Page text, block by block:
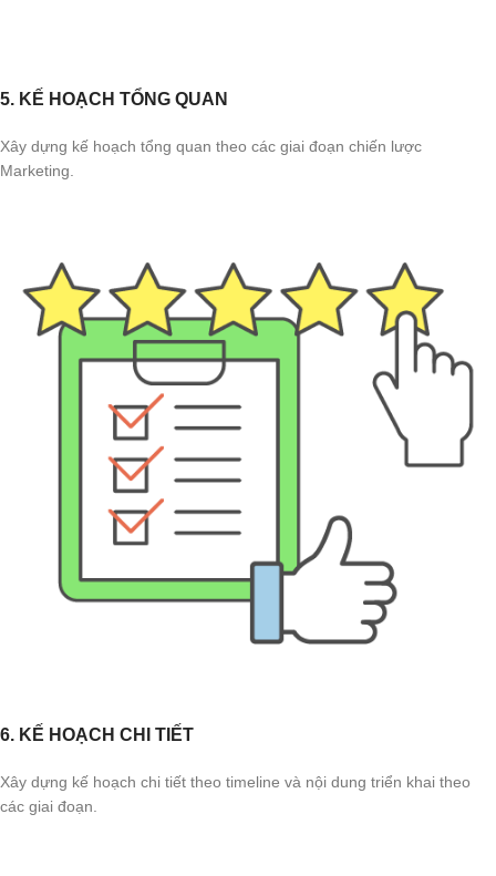
5. KẾ HOẠCH TỔNG QUAN
Xây dựng kế hoạch tổng quan theo các giai đoạn chiến lược
Marketing.
6. KẾ HOẠCH CHI TIẾT
Xây dựng kế hoạch chi tiết theo timeline và nội dung triển khai theo
các giai đoạn.